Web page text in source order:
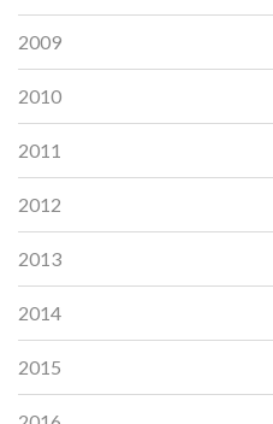
2009
2010
2011
2012
2013
2014
2015